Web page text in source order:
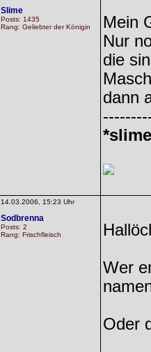
Slime
Posts: 1435
Rang: Geliebter der Königin
Mein
Nur
die
dann
14.03.2006, 15:23 Uhr
Sodbrenna
Posts: 2
Rang: Frischfleisch
Wer
Oder